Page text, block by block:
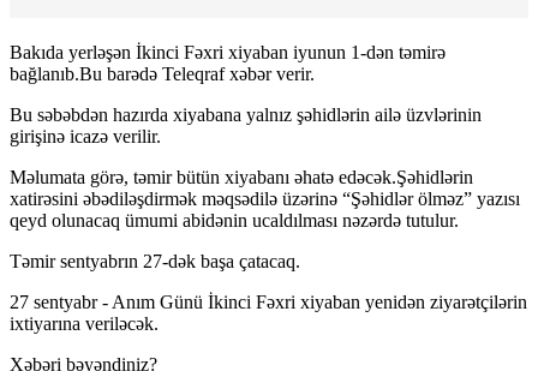
Bakıda yerləşən İkinci Fəxri xiyaban iyunun 1-dən təmirə
bağlanıb.Bu barədə Teleqraf xəbər verir.
Bu səbəbdən hazırda xiyabana yalnız şəhidlərin ailə üzvlərinin
girişinə icazə verilir.
Məlumata görə, təmir bütün xiyabanı əhatə edəcək.Şəhidlərin
xatirəsini əbədiləşdirmək məqsədilə üzərinə “Şəhidlər ölməz” yazısı
qeyd olunacaq ümumi abidənin ucaldılması nəzərdə tutulur.
Təmir sentyabrın 27-dək başa çatacaq.
27 sentyabr - Anım Günü İkinci Fəxri xiyaban yenidən ziyarətçilərin
ixtiyarına veriləcək.
Xəbəri bəyəndiniz?